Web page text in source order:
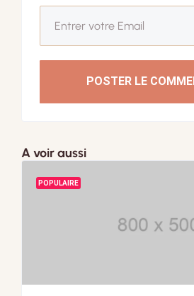
POSTER LE
A voir aussi
POPULAIRE